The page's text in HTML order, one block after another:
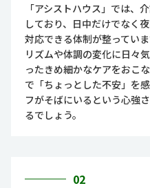
「アシストハウス」では、
しており、日中だけでなく
対応できる体制が整ってい
リズムや体調の変化に日々
ったきめ細かなケアをおこ
で「ちょっとした不安」を
フがそばにいるという心強
るでしょう。
02